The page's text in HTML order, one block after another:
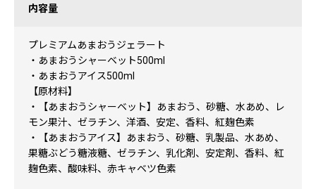
内容量
プレミアムあまおうジェラート
・あまおうシャーベット500ml
・あまおうアイス500ml
【原材料】
・【あまおうシャーベット】あまおう、砂糖、水あめ、レ
モン果汁、ゼラチン、洋酒、安定、香料、紅麹色素
・【あまおうアイス】あまおう、砂糖、乳製品、水あめ、
果糖ぶどう糖液糖、ゼラチン、乳化剤、安定剤、香料、紅
麹色素、酸味料、赤キャベツ色素